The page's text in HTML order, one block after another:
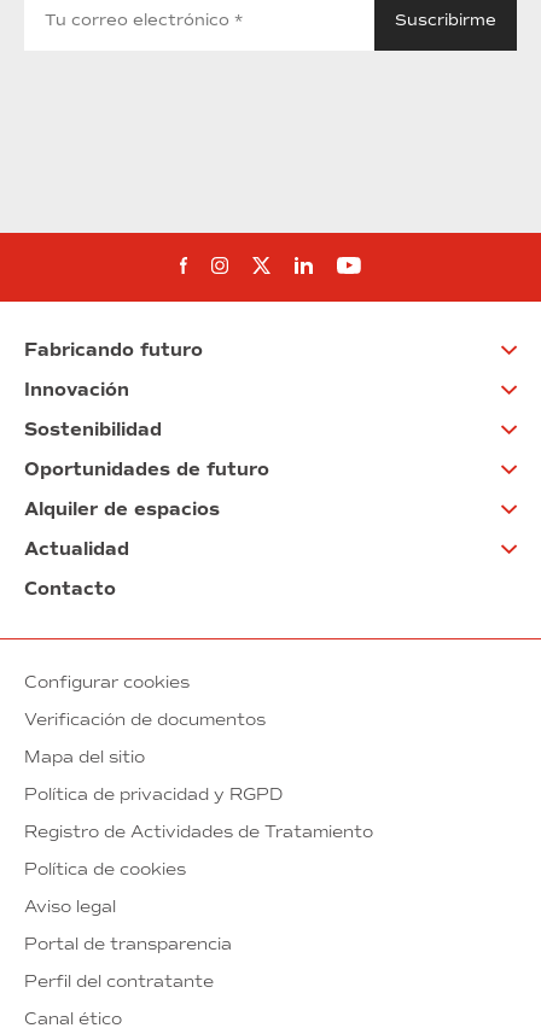
Síguenos en Facebook
Síguenos en Instagram
Síguenos en Twitter
Síguenos en Linkedin
Síguenos en
Fabricando futuro
Innovación
Sostenibilidad
Oportunidades de futuro
Alquiler de espacios
Actualidad
Contacto
Configurar cookies
Verificación de documentos
Mapa del sitio
Política de privacidad y RGPD
Registro de Actividades de Tratamiento
Política de cookies
Aviso legal
Portal de transparencia
Perfil del contratante
Canal ético